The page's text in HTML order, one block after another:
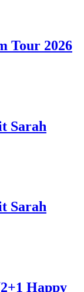
Tour 2026
Sarah
Sarah
Happy